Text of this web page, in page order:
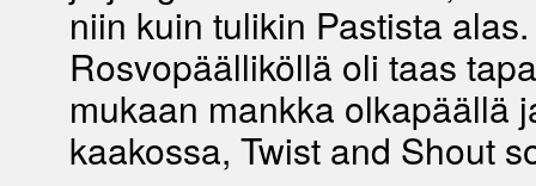
niin kuin tulikin Pastista alas.
Rosvopäälliköllä oli taas
mukaan mankka olkapäällä
kaakossa, Twist and Shout